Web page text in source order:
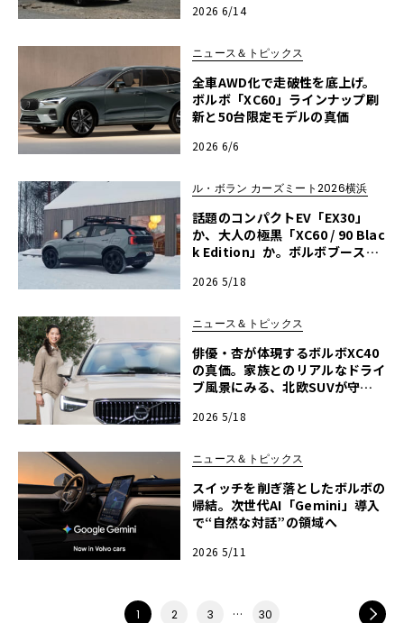
2026 6/14
ニュース＆トピックス
全車AWD化で走破性を底上げ。
ボルボ「XC60」ラインナップ刷
新と50台限定モデルの真価
2026 6/6
ル・ボラン カーズミート2026横浜
話題のコンパクトEV「EX30」
か、大人の極黒「XC60 / 90 Blac
k Edition」か。ボルボブースが
ト2026横浜】
2026 5/18
ニュース＆トピックス
俳優・杏が体現するボルボXC40
の真価。家族とのリアルなドライ
ブ風景にみる、北欧SUVが守る
2026 5/18
ニュース＆トピックス
スイッチを削ぎ落としたボルボの
帰結。次世代AI「Gemini」導入
で“自然な対話”の領域へ
2026 5/11
1 2 3 … 30